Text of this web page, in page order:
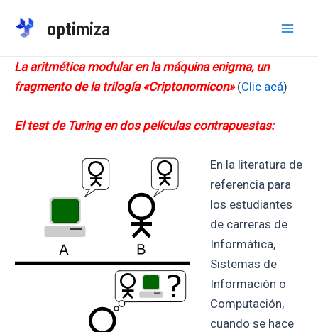
optimiza
La aritmética modular en la máquina enigma, un
fragmento de la trilogía «Criptonomicon» (Clic acá)
El test de Turing en dos películas contrapuestas:
En la literatura de
referencia para
los estudiantes
de carreras de
Informática,
Sistemas de
Información o
Computación,
cuando se hace